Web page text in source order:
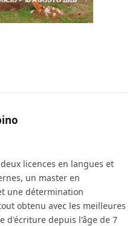
licences en langues et
un master en
une détermination
obtenu avec les meilleures
d'écriture depuis l'âge de 7